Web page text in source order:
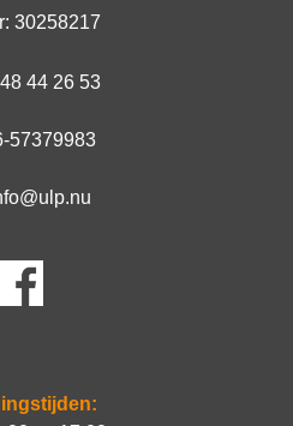
30258217
44 26 53
57379983